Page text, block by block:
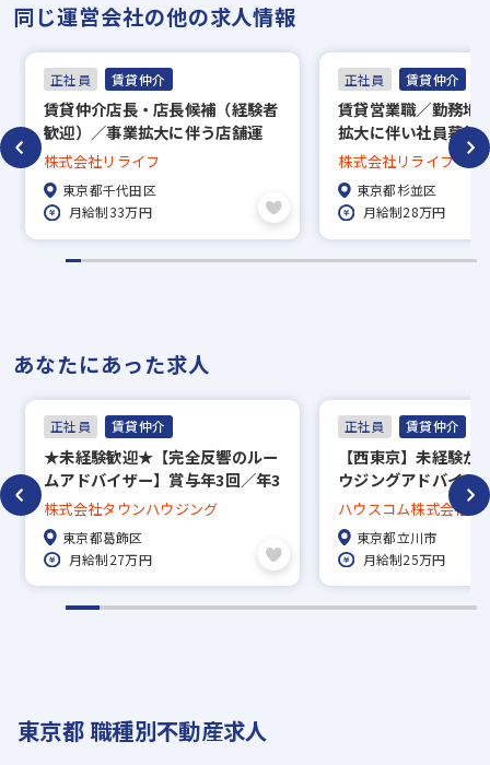
同じ運営会社の他の求人情報
正社員 賃貸仲介
賃貸仲介店長・店長候補（経験者
歓迎）／事業拡大に伴う店舗運
営・マネジメント／成果次第で早
期昇格
株式会社リライフ
東京都千代田区
月給制33万円
正社員 賃貸仲介
賃貸営業職／勤務地
拡大に伴い社員募集
ます☆店舗2.5km以
宅手当３万円支給！
株式会社リライフ
東京都杉並区
月給制28万円
あなたにあった求人
正社員 賃貸仲介
★未経験歓迎★【完全反響のルー
ムアドバイザー】賞与年3回／年3
回長期休暇あり／約5万7000件の
中から好きな物件に住める社宅制
度、家賃補助50％／直営139店舗
で地域密着！
株式会社タウンハウジング
東京都葛飾区
月給制27万円
正社員 賃貸仲介
【西東京】未経験か
ウジングアドバイザ
営業】
ハウスコム株式会社
東京都立川市
月給制25万円
東京都 職種別不動産求人